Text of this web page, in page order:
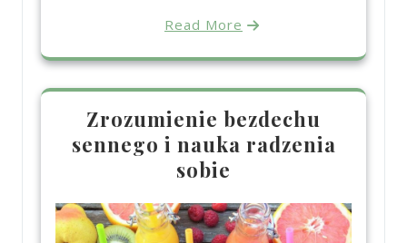
Read More
Zrozumienie bezdechu
sennego i nauka radzenia
sobie